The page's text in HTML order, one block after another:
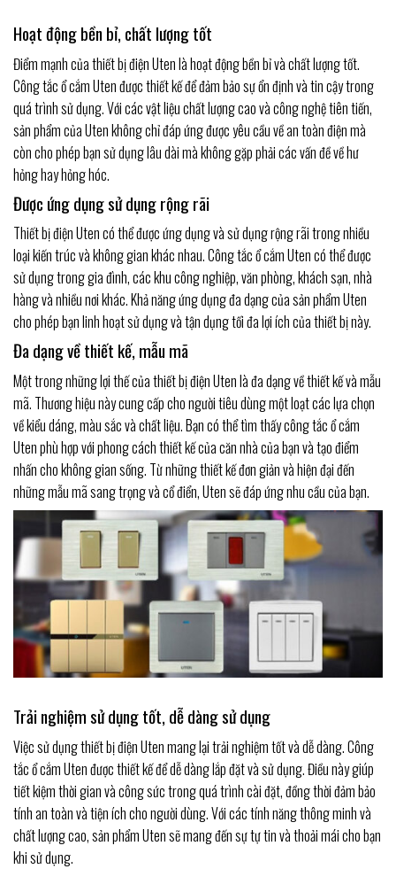
Hoạt động bền bỉ, chất lượng tốt
Điểm mạnh của thiết bị điện Uten là hoạt động bền bỉ và chất lượng tốt.
Công tắc ổ cắm Uten được thiết kế để đảm bảo sự ổn định và tin cậy trong
quá trình sử dụng. Với các vật liệu chất lượng cao và công nghệ tiên tiến,
sản phẩm của Uten không chỉ đáp ứng được yêu cầu về an toàn điện mà
còn cho phép bạn sử dụng lâu dài mà không gặp phải các vấn đề về hư
hỏng hay hỏng hóc.
Được ứng dụng sử dụng rộng rãi
Thiết bị điện Uten có thể được ứng dụng và sử dụng rộng rãi trong nhiều
loại kiến trúc và không gian khác nhau. Công tắc ổ cắm Uten có thể được
sử dụng trong gia đình, các khu công nghiệp, văn phòng, khách sạn, nhà
hàng và nhiều nơi khác. Khả năng ứng dụng đa dạng của sản phẩm Uten
cho phép bạn linh hoạt sử dụng và tận dụng tối đa lợi ích của thiết bị này.
Đa dạng về thiết kế, mẫu mã
Một trong những lợi thế của thiết bị điện Uten là đa dạng về thiết kế và mẫu
mã. Thương hiệu này cung cấp cho người tiêu dùng một loạt các lựa chọn
về kiểu dáng, màu sắc và chất liệu. Bạn có thể tìm thấy công tắc ổ cắm
Uten phù hợp với phong cách thiết kế của căn nhà của bạn và tạo điểm
nhấn cho không gian sống. Từ những thiết kế đơn giản và hiện đại đến
những mẫu mã sang trọng và cổ điển, Uten sẽ đáp ứng nhu cầu của bạn.
Trải nghiệm sử dụng tốt, dễ dàng sử dụng
Việc sử dụng thiết bị điện Uten mang lại trải nghiệm tốt và dễ dàng. Công
tắc ổ cắm Uten được thiết kế để dễ dàng lắp đặt và sử dụng. Điều này giúp
tiết kiệm thời gian và công sức trong quá trình cài đặt, đồng thời đảm bảo
tính an toàn và tiện ích cho người dùng. Với các tính năng thông minh và
chất lượng cao, sản phẩm Uten sẽ mang đến sự tự tin và thoải mái cho bạn
khi sử dụng.